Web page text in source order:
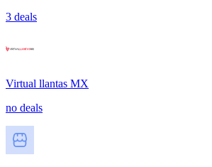
3 deals
Virtual llantas MX
no deals